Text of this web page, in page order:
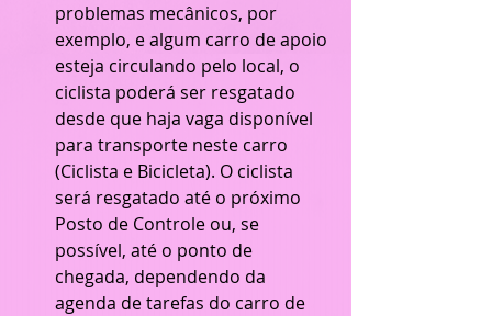
problemas mecânicos, por
exemplo, e algum carro de apoio
esteja circulando pelo local, o
ciclista poderá ser resgatado
desde que haja vaga disponível
para transporte neste carro
(Ciclista e Bicicleta). O ciclista
será resgatado até o próximo
Posto de Controle ou, se
possível, até o ponto de
chegada, dependendo da
agenda de tarefas do carro de